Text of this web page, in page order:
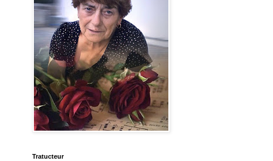
Tratucteur